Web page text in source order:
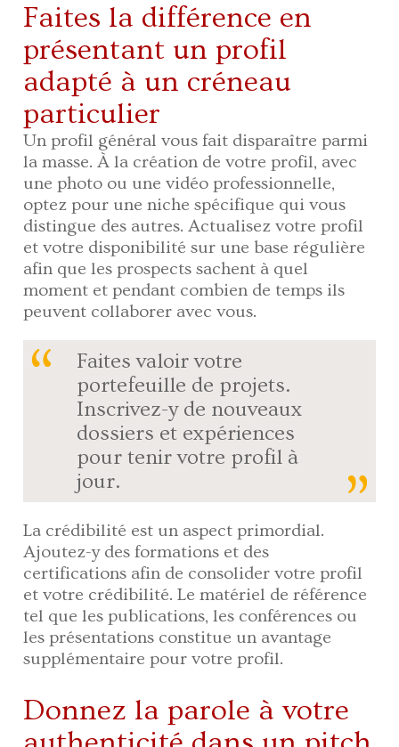
Faites la différence en
présentant un profil
adapté à un créneau
particulier
Un profil général vous fait disparaître parmi
la masse. À la création de votre profil, avec
une photo ou une vidéo professionnelle,
optez pour une niche spécifique qui vous
distingue des autres. Actualisez votre profil
et votre disponibilité sur une base régulière
afin que les prospects sachent à quel
moment et pendant combien de temps ils
peuvent collaborer avec vous.
Faites valoir votre
portefeuille de projets.
Inscrivez-y de nouveaux
dossiers et expériences
pour tenir votre profil à
jour.
La crédibilité est un aspect primordial.
Ajoutez-y des formations et des
certifications afin de consolider votre profil
et votre crédibilité. Le matériel de référence
tel que les publications, les conférences ou
les présentations constitue un avantage
supplémentaire pour votre profil.
Donnez la parole à votre